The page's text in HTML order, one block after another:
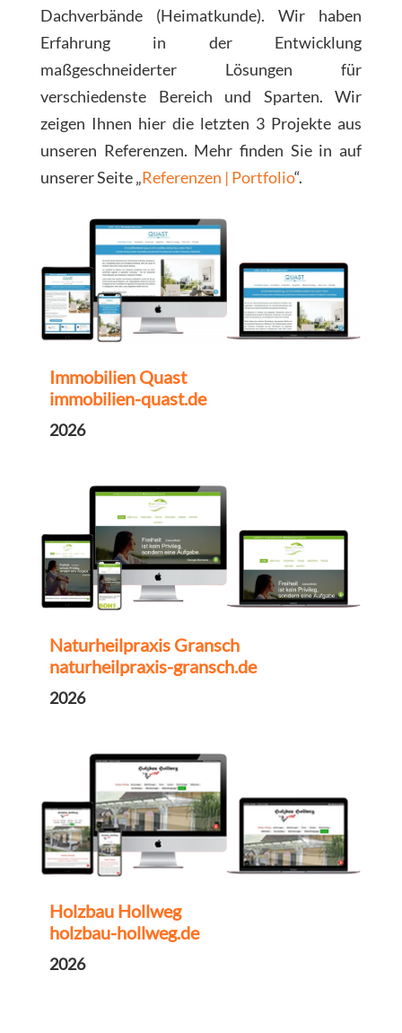
Dachverbände (Heimatkunde). Wir haben
Erfahrung in der Entwicklung
maßgeschneiderter Lösungen für
verschiedenste Bereich und Sparten. Wir
zeigen Ihnen hier die letzten 3 Projekte aus
unseren Referenzen. Mehr finden Sie in auf
unserer Seite „Referenzen | Portfolio“.
Immobilien Quast
immobilien-quast.de
2026
Naturheilpraxis Gransch
naturheilpraxis-gransch.de
2026
Holzbau Hollweg
holzbau-hollweg.de
2026